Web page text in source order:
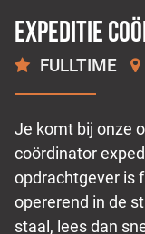
Expeditie
FULLTIME
Je komt bij onze
coördinator
opdrachtgever is
opererend in de
staal, lees dan